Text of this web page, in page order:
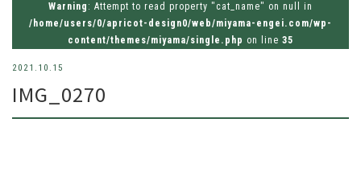
tel.026-214-8221
Warning : Attempt to read property "cat_name" on null in
/home/users/0/apricot-design0/web/miyama-engei.com/wp-
content/themes/miyama/single.php on line 35
2021.10.15
IMG_0270